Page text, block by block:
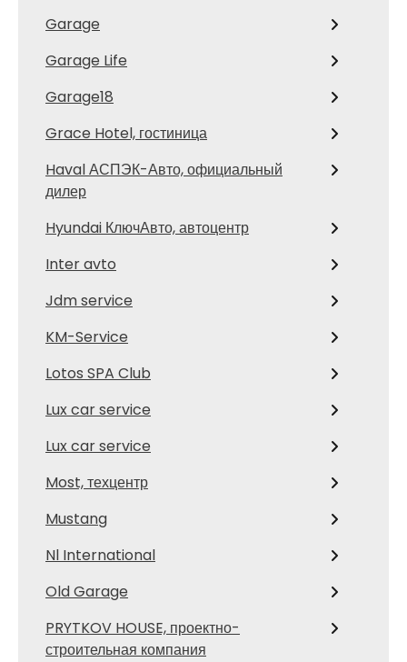
Garage
Garage Life
Garage18
Grace Hotel, гостиница
Haval АСПЭК-Авто, официальный
дилер
Hyundai КлючАвто, автоцентр
Inter avto
Jdm service
KM-Service
Lotos SPA Club
Lux car service
Lux car service
Most, техцентр
Mustang
Nl International
Old Garage
PRYTKOV HOUSE, проектно-
строительная компания